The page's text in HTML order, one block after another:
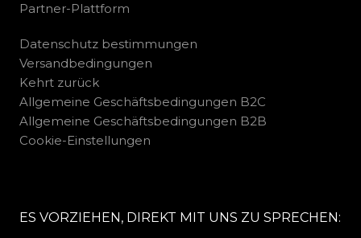
Partner-Plattform
Datenschutz bestimmungen
Versandbedingungen
Kehrt zurück
Allgemeine Geschäftsbedingungen B2C
Allgemeine Geschäftsbedingungen B2B
Cookie-Einstellungen
ES VORZIEHEN, DIREKT MIT UNS ZU SPRECHEN: